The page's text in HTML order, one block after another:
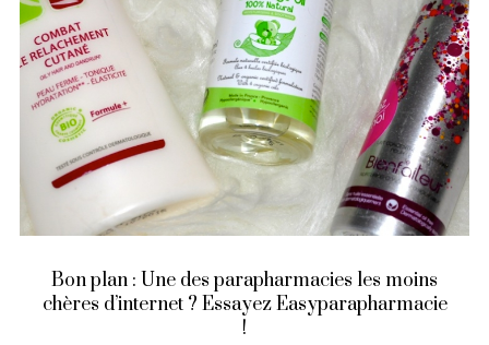
Bon plan : Une des parapharmacies les moins
chères d’internet ? Essayez Easyparapharmacie
!